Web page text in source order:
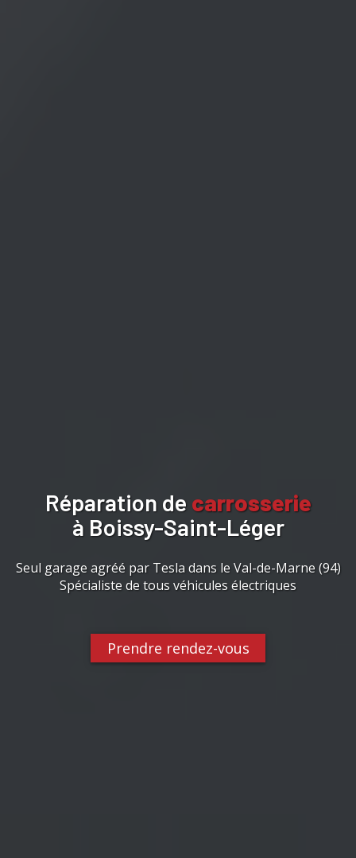
Réparation de carrosserie
à Boissy-Saint-Léger
Seul garage agréé par Tesla dans le Val-de-Marne (94)
Spécialiste de tous véhicules électriques
Prendre rendez-vous